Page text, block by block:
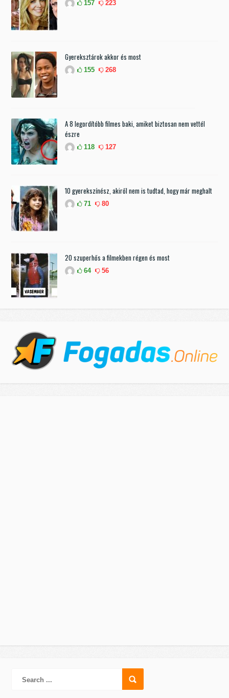
157 223
Gyereksztárok akkor és most
155 268
A 8 legordítóbb filmes baki, amiket biztosan nem vettél
észre
118 127
10 gyerekszínész, akiről nem is tudtad, hogy már meghalt
71 80
20 szuperhős a filmekben régen és most
64 56